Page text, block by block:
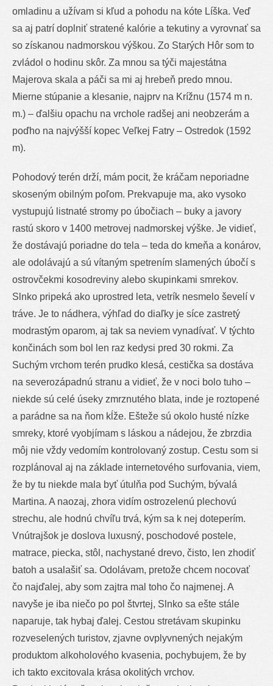
omladinu a užívam si kľud a pohodu na kóte Líška. Veď
sa aj patrí doplniť stratené kalórie a tekutiny a vyrovnať sa
so získanou nadmorskou výškou. Zo Starých Hôr som to
zvládol o hodinu skôr. Za mnou sa týči majestátna
Majerova skala a páči sa mi aj hrebeň predo mnou.
Mierne stúpanie a klesanie, najprv na Krížnu (1574 m n.
m.) – ďalšiu opachu na vrchole radšej ani neobzerám a
poďho na najvýšší kopec Veľkej Fatry – Ostredok (1592
m).
Pohodový terén drží, mám pocit, že kráčam neporiadne
skoseným obilným poľom. Prekvapuje ma, ako vysoko
vystupujú listnaté stromy po úbočiach – buky a javory
rastú skoro v 1400 metrovej nadmorskej výške. Je vidieť,
že dostávajú poriadne do tela – teda do kmeňa a konárov,
ale odolávajú a sú vítaným spetrením slamených úbočí s
ostrovčekmi kosodreviny alebo skupinkami smrekov.
Slnko pripeká ako uprostred leta, vetrík nesmelo ševelí v
tráve. Je to nádhera, výhľad do diaľky je síce zastretý
modrastým oparom, aj tak sa neviem vynadívať. V týchto
končinách som bol len raz kedysi pred 30 rokmi. Za
Suchým vrchom terén prudko klesá, cestička sa dostáva
na severozápadnú stranu a vidieť, že v noci bolo tuho –
niekde sú celé úseky zmrznutého blata, inde je roztopené
a parádne sa na ňom kĺže. Ešteže sú okolo husté nízke
smreky, ktoré vyobjímam s láskou a nádejou, že zbrzdia
môj nie vždy vedomím kontrolovaný zostup. Cestu som si
rozplánoval aj na základe internetového surfovania, viem,
že by tu niekde mala byť útulňa pod Suchým, bývalá
Martina. A naozaj, zhora vidím ostrozelenú plechovú
strechu, ale hodnú chvíľu trvá, kým sa k nej doteperím.
Vnútrajšok je doslova luxusný, poschodové postele,
matrace, piecka, stôl, nachystané drevo, čisto, len zhodiť
batoh a usalašiť sa. Odolávam, pretože chcem nocovať
čo najďalej, aby som zajtra mal toho čo najmenej. A
navyše je iba niečo po pol štvrtej, Slnko sa ešte stále
naparuje, tak hybaj ďalej. Cestou stretávam skupinku
rozveselených turistov, zjavne ovplyvnených nejakým
produktom alkoholového kvasenia, pochybujem, že by
ich takto excitovala krása okolitých vrchov.